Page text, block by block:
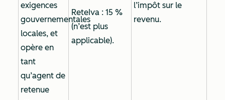
exigences
gouvernementales
locales, et
opère en
tant
qu’agent de
retenue
ReteIva : 15 %
(n’est plus
applicable).
l’impôt sur le
revenu.